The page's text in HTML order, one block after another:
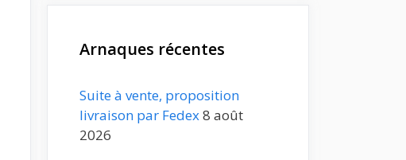
Arnaques récentes
Suite à vente, proposition
livraison par Fedex8 août
2026